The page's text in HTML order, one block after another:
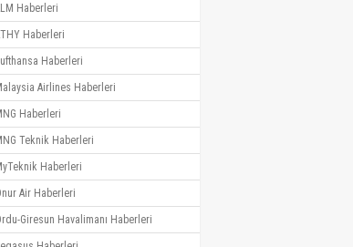
Haberleri
Haberleri
Haberleri
Airlines Haberleri
Haberleri
Teknik Haberleri
Haberleri
Air Haberleri
Giresun Havalimanı Haberleri